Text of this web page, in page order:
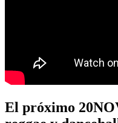
El próximo